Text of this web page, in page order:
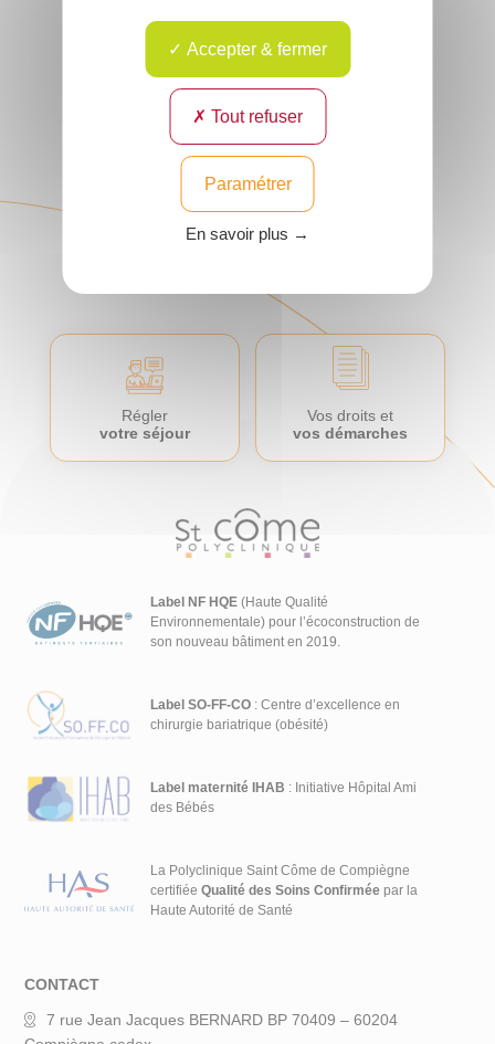
EL
HAJJAR
Spécialité :Pédiatrie
son agglomération
Voir
le
profil
Régler
votre séjour
Vos droits et
vos démarches
Label NF HQE (Haute Qualité
Environnementale) pour l’écoconstruction de
son nouveau bâtiment en 2019.
Label SO-FF-CO : Centre d’excellence en
chirurgie bariatrique (obésité)
Label maternité IHAB : Initiative Hôpital Ami
des Bébés
La Polyclinique Saint Côme de Compiègne
certifiéeQualité des Soins Confirmée par la
Haute Autorité de Santé
CONTACT
7 rue Jean Jacques BERNARD BP 70409 – 60204
Accepter & fermer
Tout refuser
Paramétrer
En savoir plus →